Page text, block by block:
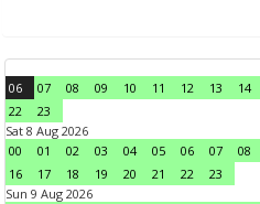
06 07 08 09 10 11 12 13 14
22
23
Sat 8 Aug 2026
00
01 02 03 04 05 06 07 08
16
17 18 19 20 21 22
23
Sun 9 Aug 2026